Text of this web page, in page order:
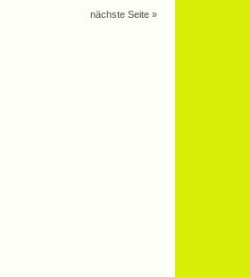
nächste Seite »